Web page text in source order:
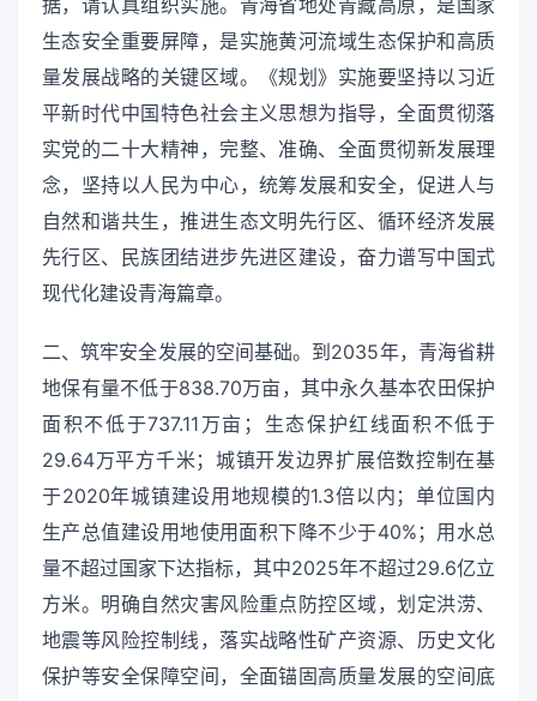
据，请认真组织实施。青海省地处青藏高原，是国家
生态安全重要屏障，是实施黄河流域生态保护和高质
量发展战略的关键区域。《规划》实施要坚持以习近
平新时代中国特色社会主义思想为指导，全面贯彻落
实党的二十大精神，完整、准确、全面贯彻新发展理
念，坚持以人民为中心，统筹发展和安全，促进人与
自然和谐共生，推进生态文明先行区、循环经济发展
先行区、民族团结进步先进区建设，奋力谱写中国式
现代化建设青海篇章。
二、筑牢安全发展的空间基础。到2035年，青海省耕
地保有量不低于838.70万亩，其中永久基本农田保护
面积不低于737.11万亩；生态保护红线面积不低于
29.64万平方千米；城镇开发边界扩展倍数控制在基
于2020年城镇建设用地规模的1.3倍以内；单位国内
生产总值建设用地使用面积下降不少于40%；用水总
量不超过国家下达指标，其中2025年不超过29.6亿立
方米。明确自然灾害风险重点防控区域，划定洪涝、
地震等风险控制线，落实战略性矿产资源、历史文化
保护等安全保障空间，全面锚固高质量发展的空间底